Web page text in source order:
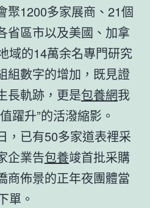
聚1200多家展商、21個
省區市以及美國、加拿
域的14萬余名專門研究
數字的增加，既見證
長軌跡，更是包養網我
躍升”的活潑縮影。
，已有50多家道表裡采
企業告包養竣首批采購
商佈景的正年夜團體當
單。